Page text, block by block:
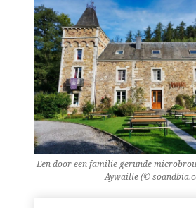
Een door een familie gerunde
Aywaille (©